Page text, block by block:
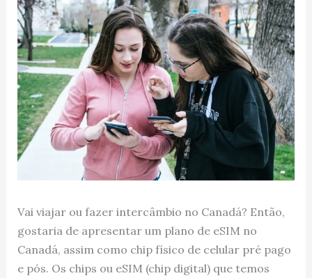
Vai viajar ou fazer intercâmbio no Canadá? Então,
gostaria de apresentar um plano de eSIM no
Canadá, assim como chip físico de celular pré pago
e pós. Os chips ou eSIM (chip digital) que temos